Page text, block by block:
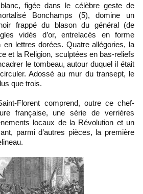
Bonchamps (5), domine un
frappé du blason du général (de
vidés d’or, entrelacés en forme
en lettres dorées. Quatre allégories, la
et la Religion, sculptées en bas-reliefs
le tombeau, autour duquel il était
Adossé au mur du transept, le
que trois.
Florent comprend, outre ce chef-
française, une série de verrières
locaux de la Révolution et un
parmi d’autres pièces, la première